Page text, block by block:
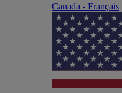
Canada - Français